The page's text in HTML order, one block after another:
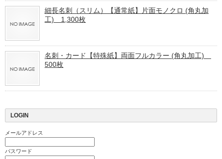
細長名刺（スリム）【通常紙】片面モノクロ (角丸加
工) 1,300枚
名刺・カード【特殊紙】両面フルカラー (角丸加工)
500枚
LOGIN
メールアドレス
パスワード